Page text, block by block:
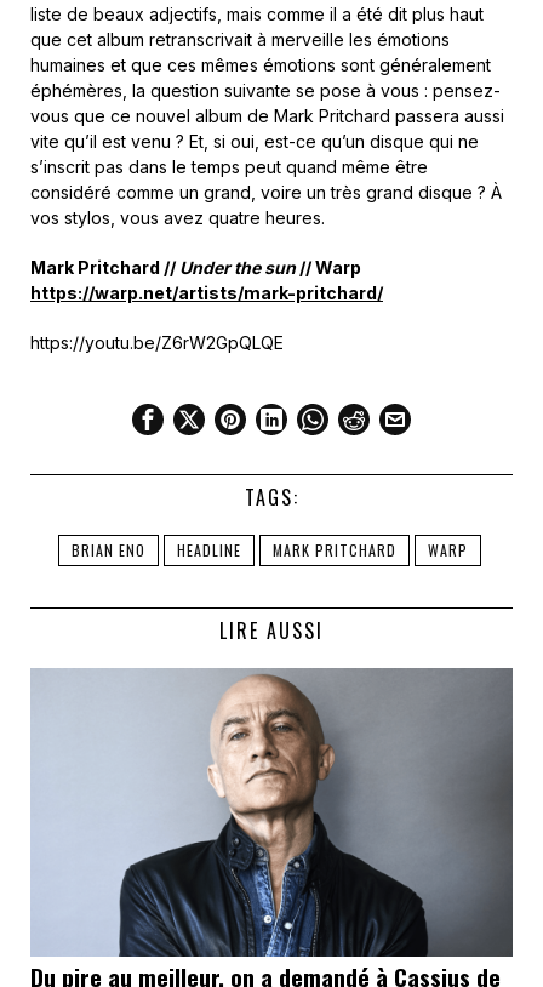
liste de beaux adjectifs, mais comme il a été dit plus haut
que cet album retranscrivait à merveille les émotions
humaines et que ces mêmes émotions sont généralement
éphémères, la question suivante se pose à vous : pensez-
vous que ce nouvel album de Mark Pritchard passera aussi
vite qu’il est venu ? Et, si oui, est-ce qu’un disque qui ne
s’inscrit pas dans le temps peut quand même être
considéré comme un grand, voire un très grand disque ? À
vos stylos, vous avez quatre heures.
Mark Pritchard // Under the sun// Warp
https://warp.net/artists/mark-pritchard/
https://youtu.be/Z6rW2GpQLQE
TAGS:
BRIAN ENO HEADLINE MARK PRITCHARD WARP
LIRE AUSSI
Du pire au meilleur, on a demandé à Cassius de